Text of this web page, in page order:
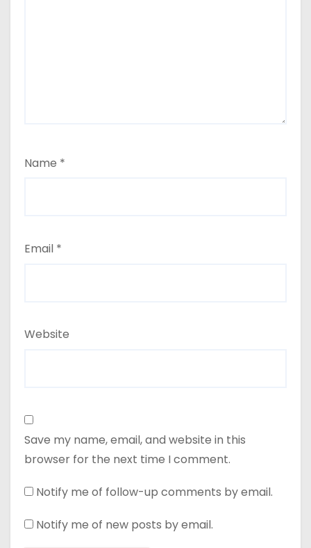
Name *
Email *
Website
Save my name, email, and website in this
browser for the next time I comment.
Notify me of follow-up comments by email.
Notify me of new posts by email.